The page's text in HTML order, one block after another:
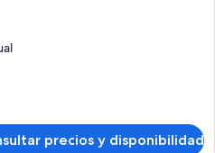
precios y disponibilidad